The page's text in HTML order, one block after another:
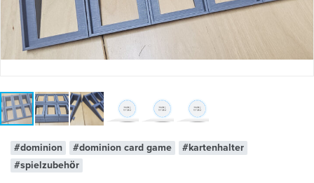
#dominion #dominion card game
#kartenhalter
#spielzubehör